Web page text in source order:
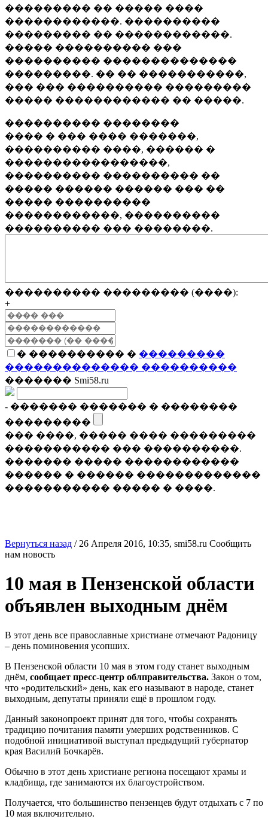
��������� �� ����� ����
������������. ����������
��������� �� ������������.
����� ���������� ���
���������� ��������������
���������. �� �� �����������,
��� ��� ���������� ���������
����� ������������ �� �����.
���������� ��������
���� � ��� ���� �������,
���������� ����, ������ �
�����������������,
���������� ���������� ��
����� ������ ������ ��� ��
����� ����������
������������, ����������
���������� ��� ��������.
���������� ��������� (����):
+
� ���������� � ���������
�������������� ����������
������� Smi58.ru
- ������� ������� � ��������
���������
��� ����, ����� ���� ���������
����������� ��� ����������.
������� ����� ������������
������ � ������ �������������
����������� ����� � ����.
Вернуться назад / 26 Апреля 2016, 10:35, smi58.ru Сообщить
нам новость
10 мая в Пензенской области
объявлен выходным днём
В этот день все православные христиане отмечают Радоницу
– день поминовения усопших.
В Пензенской области 10 мая в этом году станет выходным
днём, сообщает пресс-центр облправительства. Закон о том,
что «родительский» день, как его называют в народе, станет
выходным, депутаты приняли ещё в прошлом году.
Данный законопроект принят для того, чтобы сохранять
традицию почитания памяти умерших родственников. С
подобной инициативой выступал предыдущий губернатор
края Василий Бочкарёв.
Обычно в этот день христиане региона посещают храмы и
кладбища, где занимаются их благоустройством.
Получается, что большинство пензенцев будут отдыхать с 7 по
10 мая включительно.